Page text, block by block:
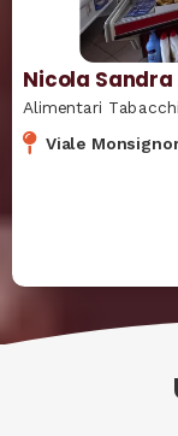
Nicola
Alimentari
Viale